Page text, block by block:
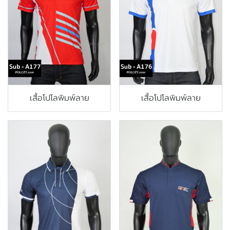
เสื้อโปโลพิมพ์ลาย เสื้อโปโลพิมพ์ลาย